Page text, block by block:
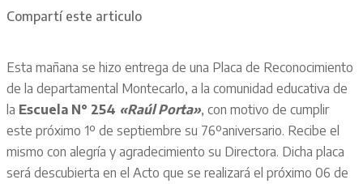
Compartí este articulo
Esta mañana se hizo entrega de una Placa de Reconocimiento
de la departamental Montecarlo, a la comunidad educativa de
la Escuela N° 254 «Raúl Porta», con motivo de cumplir
este próximo 1º de septiembre su 76ºaniversario. Recibe el
mismo con alegría y agradecimiento su Directora. Dicha placa
será descubierta en el Acto que se realizará el próximo 06 de